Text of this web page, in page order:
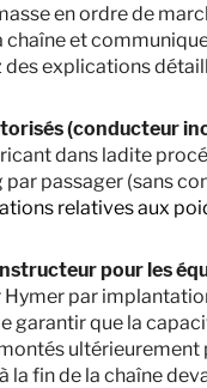
*
115
A partir
m
en ordre de
chaîne et
explications
(conducteur
dans ladite
passager (sans
relatives aux
pour les
Hymer par
garantir que la
la fin de la chaîne